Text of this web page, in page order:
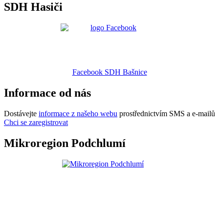
SDH Hasiči
Facebook SDH Bašnice
Informace od nás
Dostávejte informace z našeho webu prostřednictvím SMS a e-mailů
Chci se zaregistrovat
Mikroregion Podchlumí